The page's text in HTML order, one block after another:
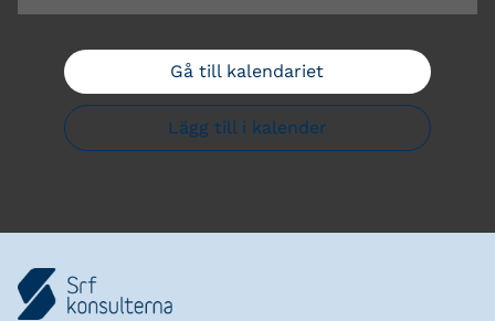
Gå till kalendariet
Lägg till i kalender